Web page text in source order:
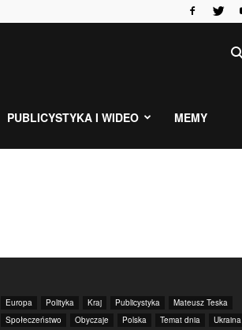
PUBLICYSTYKA I WIDEO MEMY
Europa Polityka Kraj Publicystyka
Mateusz Teska
Społeczeństwo
Obyczaje Polska Temat dnia Ukraina